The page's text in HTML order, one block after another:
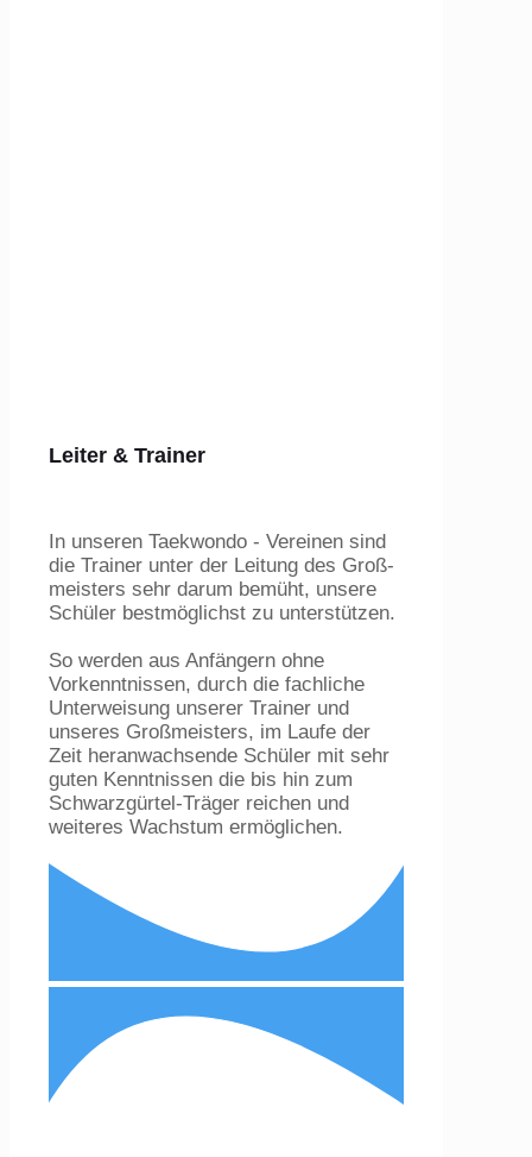
Leiter & Trainer
In unseren Taekwondo - Vereinen sind
die Trainer unter der Leitung des Groß-
meisters sehr darum bemüht, unsere
Schüler bestmöglichst zu unterstützen.
So werden aus Anfängern ohne
Vorkenntnissen, durch die fachliche
Unterweisung unserer Trainer und
unseres Großmeisters, im Laufe der
Zeit heranwachsende Schüler mit sehr
guten Kenntnissen die bis hin zum
Schwarzgürtel-Träger reichen und
weiteres Wachstum ermöglichen.